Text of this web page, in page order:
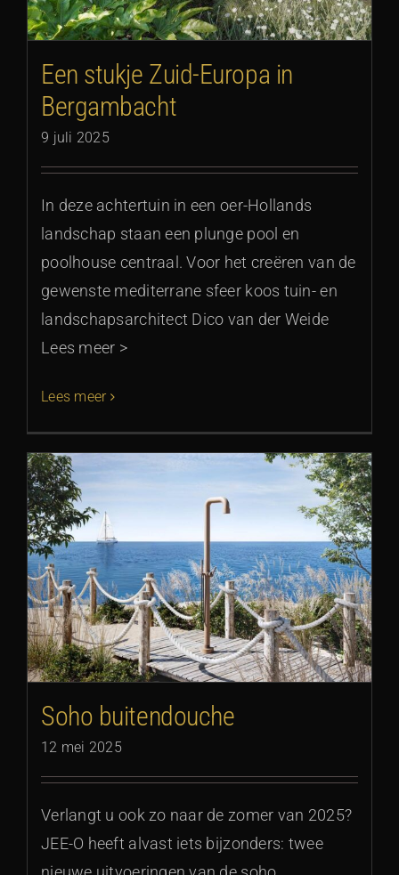
Een stukje Zuid-Europa in
Bergambacht
9 juli 2025
In deze achtertuin in een oer-Hollands
landschap staan een plunge pool en
poolhouse centraal. Voor het creëren van de
gewenste mediterrane sfeer koos tuin- en
landschapsarchitect Dico van der Weide
Lees meer >
Lees meer
Soho buitendouche
12 mei 2025
Verlangt u ook zo naar de zomer van 2025?
JEE-O heeft alvast iets bijzonders: twee